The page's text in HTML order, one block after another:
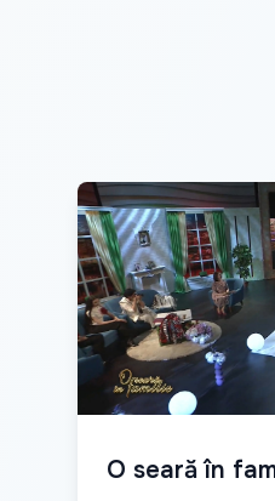
O seară în